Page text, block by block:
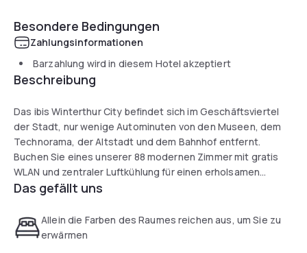
Besondere Bedingungen
Zahlungsinformationen
Barzahlung wird in diesem Hotel akzeptiert
Beschreibung
Das ibis Winterthur City befindet sich im Geschäftsviertel
der Stadt, nur wenige Autominuten von den Museen, dem
Technorama, der Altstadt und dem Bahnhof entfernt.
Buchen Sie eines unserer 88 modernen Zimmer mit gratis
WLAN und zentraler Luftkühlung für einen erholsamen
Schlaf.Wir bieten einen 24-St-Bar & Essensservice und
Sonne auf unserer Terrasse. Mieten Sie unseren
Tagungsraum für Ihren privaten oder beruflichen Anlass.
Das gefällt uns
Allein die Farben des Raumes reichen aus, um Sie zu
erwärmen